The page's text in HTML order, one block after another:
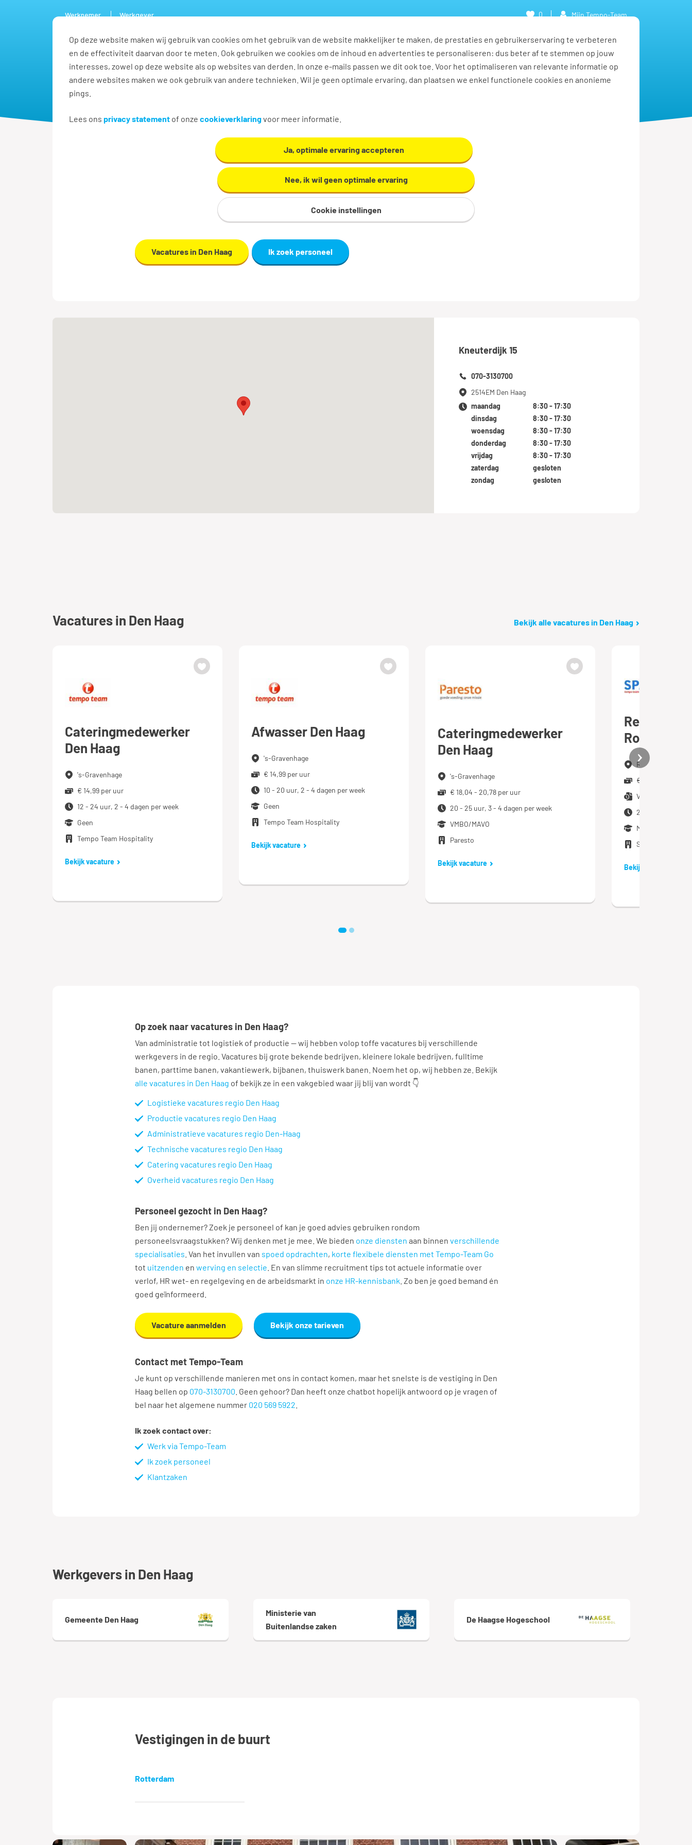
Op deze website maken wij gebruik van cookies om het gebruik van de website makkelijker te maken, de prestaties en gebruikerservaring te verbeteren
en de effectiviteit daarvan door te meten. Ook gebruiken we cookies om de inhoud en advertenties te personaliseren: dus beter af te stemmen op jouw
interesses, zowel op deze website als op websites van derden. In onze e-mails passen we dit ook toe. Voor het optimaliseren van relevante informatie op
andere websites maken we ook gebruik van andere technieken. Wil je geen optimale ervaring, dan plaatsen we enkel functionele cookies en anonieme
pings.
Lees ons privacy statement of onze cookieverklaringvoor meer informatie.
Ja, optimale ervaring accepteren
Nee, ik wil geen optimale ervaring
Cookie instellingen
Werknemer Werkgever
Vacatures Ontwikkel jezelf Werkplezier Contact
0 Mijn Tempo-Team
Tempo-Team vestigingen overzicht
Welkom bij Tempo-Team Den Haag
Zoek je werk of personeel in Den Haag? Wij helpen je aan de leukste vacatures of met jouw
personeelsvraagstukken!Neem contact opof kom langs bij ons uitzendbureau in Den Haag.
Vacatures in Den Haag Ik zoek personeel
Kneuterdijk 15
070-3130700
2514EM Den Haag
maandag
8:30 - 17:30
dinsdag
8:30 - 17:30
woensdag
8:30 - 17:30
donderdag
8:30 - 17:30
vrijdag
8:30 - 17:30
zaterdag
gesloten
zondag
gesloten
Vacatures in Den Haag Bekijk alle vacatures in Den Haag
Cateringmedewerker
Den Haag
's-Gravenhage
€ 14,99 per uur
12 - 24 uur, 2 - 4 dagen per week
Geen
Tempo Team Hospitality
Bekijk vacature
Afwasser Den Haag
's-Gravenhage
€ 14,99 per uur
10 - 20 uur, 2 - 4 dagen per week
Geen
Tempo Team Hospitality
Bekijk vacature
Cateringmedewerker
Den Haag
's-Gravenhage
€ 18,04 - 20,78 per uur
20 - 25 uur, 3 - 4 dagen per week
VMBO/MAVO
Paresto
Bekijk vacature
Rotterdam
Rotterdam
€ 16,00 per uur
Vast
24 uur, 3 dagen
MBO
SPARQ
Bekijk vacature
Op zoek naar vacatures in Den Haag?
Van administratie tot logistiek of productie — wij hebben volop toffe vacatures bij verschillende
werkgevers in de regio. Vacatures bij grote bekende bedrijven, kleinere lokale bedrijven, fulltime
banen, parttime banen, vakantiewerk, bijbanen, thuiswerk banen. Noem het op, wij hebben ze. Bekijk
alle vacatures in Den Haag of bekijk ze in een vakgebied waar jij blij van wordt 👇
Logistieke vacatures regio Den Haag
Productie vacatures regio Den Haag
Administratieve vacatures regio Den-Haag
Technische vacatures regio Den Haag
Catering vacatures regio Den Haag
Overheid vacatures regio Den Haag
Personeel gezocht in Den Haag?
Ben jij ondernemer? Zoek je personeel of kan je goed advies gebruiken rondom
personeelsvraagstukken? Wij denken met je mee. We bieden onze diensten aan binnen verschillende
specialisaties . Van het invullen van spoed opdrachten, korte flexibele diensten met Tempo-Team Go
tot uitzenden en werving en selectie . En van slimme recruitment tips tot actuele informatie over
verlof, HR wet- en regelgeving en de arbeidsmarkt in onze HR-kennisbank . Zo ben je goed bemand én
goed geïnformeerd.
Vacature aanmelden Bekijk onze tarieven
Contact met Tempo-Team
Je kunt op verschillende manieren met ons in contact komen, maar het snelste is de vestiging in Den
Haag bellen op 070-3130700 . Geen gehoor? Dan heeft onze chatbot hopelijk antwoord op je vragen of
bel naar het algemene nummer 020 569 5922
Ik zoek contact over:
Werk via Tempo-Team
Ik zoek personeel
Klantzaken
Werkgevers in Den Haag
Gemeente Den Haag
Ministerie van
Buitenlandse zaken
De Haagse Hogeschool
Vestigingen in de buurt
Rotterdam